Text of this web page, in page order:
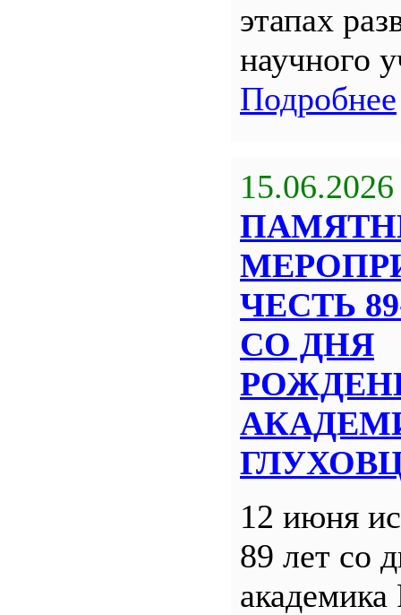
этапах
научного
Подробнее
15.06.2026
ЧЕСТЬ
СО ДНЯ
12 июня
89 лет со